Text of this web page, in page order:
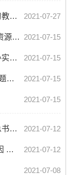
中共六安市土地储备支部召开党史学习教育专题组织生活会 2021-07-27
“六安市自然资源系统学习党史暨自然资源法规政策读书演讲选拔赛”开赛啦 2021-07-15
市地理信息中心用心用力作答学党史办实事的现实考卷 2021-07-15
市不动产登记中心组织召开“学党史”专题党课 2021-07-15
2021-07-15
服务中心党支部组织党员学习习近平总书记 “七一”重要讲话精神 2021-07-12
叶集区局机关党支部开展“传承红色基因 筑牢信念之魂”红色教育主题党日活动 2021-07-12
2021-07-08